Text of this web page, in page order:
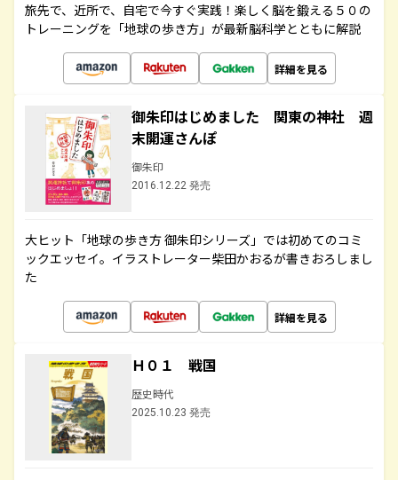
旅先で、近所で、自宅で今すぐ実践！楽しく脳を鍛える５０の
トレーニングを「地球の歩き方」が最新脳科学とともに解説
詳細を見る
御朱印はじめました 関東の神社 週
末開運さんぽ
御朱印
2016.12.22 発売
大ヒット「地球の歩き方 御朱印シリーズ」では初めてのコミ
ックエッセイ。イラストレーター柴田かおるが書きおろしまし
た
詳細を見る
Ｈ０１ 戦国
歴史時代
2025.10.23 発売